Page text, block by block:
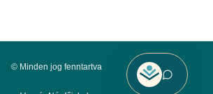
© Minden jog fenntartva